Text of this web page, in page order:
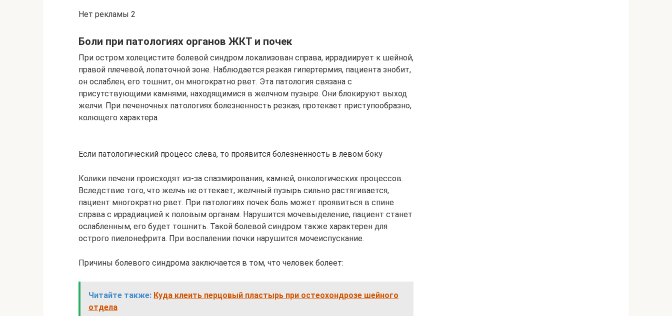
Нет рекламы 2
Боли при патологиях органов ЖКТ и почек
При остром холецистите болевой синдром локализован справа, иррадиирует к шейной,
правой плечевой, лопаточной зоне. Наблюдается резкая гипертермия, пациента знобит,
он ослаблен, его тошнит, он многократно рвет. Эта патология связана с
присутствующими камнями, находящимися в желчном пузыре. Они блокируют выход
желчи. При печеночных патологиях болезненность резкая, протекает приступообразно,
колющего характера.
Если патологический процесс слева, то проявится болезненность в левом боку
Колики печени происходят из-за спазмирования, камней, онкологических процессов.
Вследствие того, что желчь не оттекает, желчный пузырь сильно растягивается,
пациент многократно рвет. При патологиях почек боль может проявиться в спине
справа с иррадиацией к половым органам. Нарушится мочевыделение, пациент станет
ослабленным, его будет тошнить. Такой болевой синдром также характерен для
острого пиелонефрита. При воспалении почки нарушится мочеиспускание.
Причины болевого синдрома заключается в том, что человек болеет:
Читайте также: Куда клеить перцовый пластырь при остеохондрозе шейного
отдела